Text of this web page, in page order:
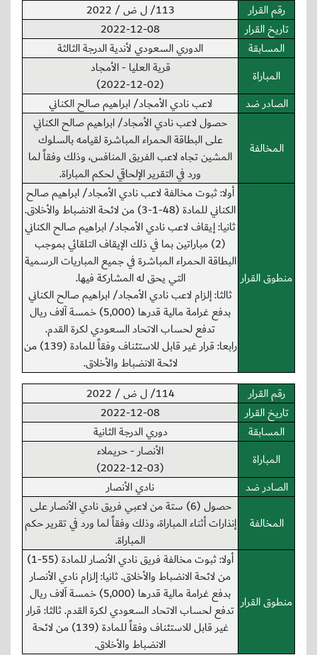
رقم القرار
113/ ل ض / 2022
تاريخ القرار
2022-12-08
المسابقة
الدوري السعودي لأندية الدرجة الثالثة
المباراة
قرية العليا - الأمجاد
(2022-12-02)
الصادر ضد
لاعب نادي الأمجاد/ ابراهيم صالح الكناني
المخالفة
حصول لاعب نادي الأمجاد/ ابراهيم صالح الكناني
على البطاقة الحمراء المباشرة لقيامه بالسلوك
المشين تجاه لاعب الفريق المنافس، وذلك وفقاً لما
ورد في التقرير الإلحاقي لحكم المباراة.
منطوق القرار
أولا: ثبوت مخالفة لاعب نادي الأمجاد/ ابراهيم صالح
الكناني للمادة (48-1-3) من لائحة الانضباط والأخلاق.
ثانيا: إيقاف لاعب نادي الأمجاد/ ابراهيم صالح الكناني
(2) مباراتين بما في ذلك الإيقاف التلقائي بموجب
البطاقة الحمراء المباشرة في جميع المباريات الرسمية
التي يحق له المشاركة فيها.
ثالثا: إلزام لاعب نادي الأمجاد/ ابراهيم صالح الكناني
بدفع غرامة مالية قدرها (5,000) خمسة آلاف ريال
تدفع لحساب الاتحاد السعودي لكرة القدم.
رابعا: قرار غير قابل للاستئناف وفقاً للمادة (139) من
لائحة الانضباط والأخلاق.
رقم القرار
114/ ل ض / 2022
تاريخ القرار
2022-12-08
المسابقة
دوري الدرجة الثانية
المباراة
الأنصار - حريملاء
(2022-12-03)
الصادر ضد
نادي الأنصار
المخالفة
حصول (6) ستة من لاعبي فريق نادي الأنصار على
إنذارات أثناء المباراة، وذلك وفقاً لما ورد في تقرير حكم
المباراة.
منطوق القرار
أولا: ثبوت مخالفة فريق نادي الأنصار للمادة (55-1)
من لائحة الانضباط والأخلاق. ثانيا: إلزام نادي الأنصار
بدفع غرامة مالية قدرها (5,000) خمسة اَلاف ريال
تدفع لحساب الاتحاد السعودي لكرة القدم. ثالثا: قرار
غير قابل للاستئناف وفقاً للمادة (139) من لائحة
الانضباط والأخلاق.